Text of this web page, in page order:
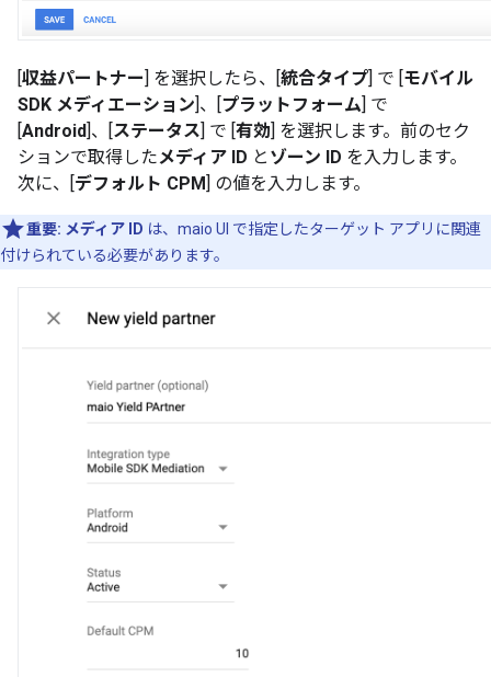
[収益パートナー] を選択したら、[統合タイプ] で [モバイル
SDK メディエーション]、[プラットフォーム] で
[Android]、[ステータス] で [有効] を選択します。前のセク
ションで取得したメディア ID と ゾーン ID を入力します。
次に、[デフォルト CPM] の値を入力します。
重要: メディア ID は、maio UI で指定したターゲット アプリに関連
付けられている必要があります。